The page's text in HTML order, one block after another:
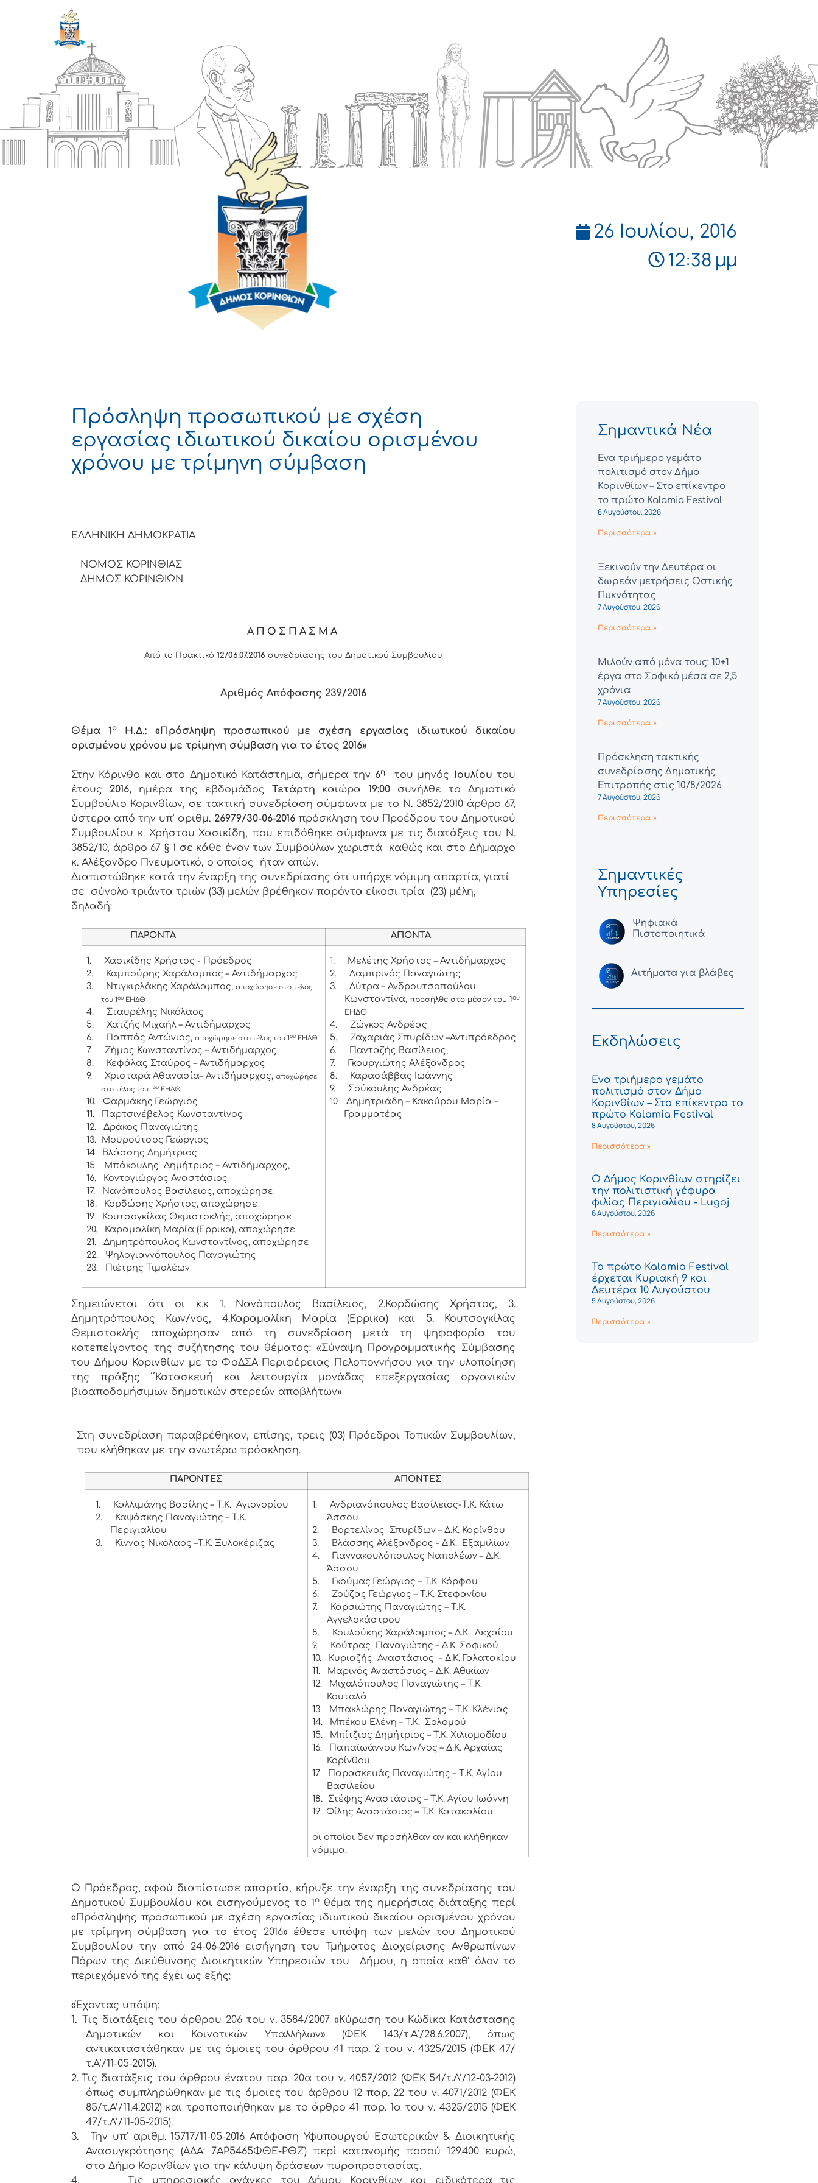
26 Ιουλίου, 2016
12:38 μμ
Πρόσληψη προσωπικού με σχέση
εργασίας ιδιωτικού δικαίου ορισμένου
χρόνου με τρίμηνη σύμβαση
ΕΛΛΗΝΙΚΗ ΔΗΜΟΚΡΑΤΙΑ
ΝΟΜΟΣ ΚΟΡΙΝΘΙΑΣ
ΔΗΜΟΣ ΚΟΡΙΝΘΙΩΝ
ΑΠΟΣΠΑΣΜΑ
Από το Πρακτικό 12/06.07.2016 συνεδρίασης του Δημοτικού Συμβουλίου
Αριθμός Απόφασης 239/2016
Θέμα 1ο
Η.Δ.: «Πρόσληψη προσωπικού με σχέση εργασίας ιδιωτικού δικαίου
ορισμένου χρόνου με τρίμηνη σύμβαση για το έτος 2016»
Στην Κόρινθο και στο Δημοτικό Κατάστημα, σήμερα την 6η του μηνός Ιουλίου του
έτους 2016, ημέρα της εβδομάδος Τετάρτη καιώρα19:00 συνήλθε το Δημοτικό
Συμβούλιο Κορινθίων, σε τακτική συνεδρίαση σύμφωνα με το Ν. 3852/2010 άρθρο 67,
ύστερα από την υπ’ αριθμ. 26979/30-06-2016πρόσκληση του Προέδρου του Δημοτικού
Συμβουλίου κ. Χρήστου Χασικίδη, που επιδόθηκε σύμφωνα με τις διατάξεις του Ν.
3852/10, άρθρο 67 § 1 σε κάθε έναν των Συμβούλων χωριστά καθώς και στο Δήμαρχο
κ. Αλέξανδρο Πνευματικό, ο οποίος ήταν απών.
Διαπιστώθηκε κατά την έναρξη της συνεδρίασης ότι υπήρχε νόμιμη απαρτία, γιατί
σε σύνολο τριάντα τριών (33) μελών βρέθηκαν παρόντα είκοσι τρία (23) μέλη,
δηλαδή:
ΠΑΡΟΝΤΑ ΑΠΟΝΤΑ
1.
Χασικίδης Χρήστος - Πρόεδρος
2.
Καμπούρης Χαράλαμπος – Αντιδήμαρχος
3.
Ντιγκιρλάκης Χαράλαμπος, αποχώρησε στο τέλος
του 1
ουΕΗΔΘ
4.
Σταυρέλης Νικόλαος
5.
Χατζής Μιχαήλ – Αντιδήμαρχος
6.
Παππάς Αντώνιος, αποχώρησε στο τέλος του 1 ουΕΗΔΘ
7.
Ζήμος Κωνσταντίνος – Αντιδήμαρχος
8.
Κεφάλας Σταύρος – Αντιδήμαρχος
9.
Χρισταρά Αθανασία– Αντιδήμαρχος, αποχώρησε
στο τέλος του 1
ουΕΗΔΘ
10.
Φαρμάκης Γεώργιος
11.
Παρτσινέβελος Κωνσταντίνος
12.
Δράκος Παναγιώτης
13.
Μουρούτσος Γεώργιος
14.
Βλάσσης Δημήτριος
15.
Μπάκουλης Δημήτριος – Αντιδήμαρχος,
16.
Κοντογιώργος Αναστάσιος
17.
Νανόπουλος Βασίλειος, αποχώρησε
18.
Κορδώσης Χρήστος, αποχώρησε
19.
Κουτσογκίλας Θεμιστοκλής, αποχώρησε
20.
Καραμαλίκη Μαρία (Έρρικα), αποχώρησε
21.
Δημητρόπουλος Κωνσταντίνος, αποχώρησε
22.
Ψηλογιαννόπουλος Παναγιώτης
23.
Πιέτρης Τιμολέων
1.
Μελέτης Χρήστος – Αντιδήμαρχος
2.
Λαμπρινός Παναγιώτης
3.
Λύτρα – Ανδρουτσοπούλου
Κωνσταντίνα, προσήλθε στο μέσον του 1 ου
ΕΗΔΘ
4.
Ζώγκος Ανδρέας
5.
Ζαχαριάς Σπυρίδων –Αντιπρόεδρος
6.
Πανταζής Βασίλειος,
7.
Γκουργιώτης Αλέξανδρος
8.
Καρασάββας Ιωάννης
9.
Σούκουλης Ανδρέας
10.
Δημητριάδη – Κακούρου Μαρία –
Γραμματέας
Σημειώνεται ότι οι κ.κ 1. Νανόπουλος Βασίλειος, 2.Κορδώσης Χρήστος, 3.
Δημητρόπουλος Κων/νος, 4.Καραμαλίκη Μαρία (Έρρικα) και 5. Κουτσογκίλας
Θεμιστοκλής αποχώρησαν από τη συνεδρίαση μετά τη ψηφοφορία του
κατεπείγοντος της συζήτησης του θέματος: «Σύναψη Προγραμματικής Σύμβασης
του Δήμου Κορινθίων με το ΦοΔΣΑ Περιφέρειας Πελοποννήσου για την υλοποίηση
της πράξης ΄΄Κατασκευή και λειτουργία μονάδας επεξεργασίας οργανικών
βιοαποδομήσιμων δημοτικών στερεών αποβλήτων»
Στη συνεδρίαση παραβρέθηκαν, επίσης, τρεις (03) Πρόεδροι Τοπικών Συμβουλίων,
που κλήθηκαν με την ανωτέρω πρόσκληση.
ΠΑΡΟΝΤΕΣ ΑΠΟΝΤΕΣ
1.
Καλλιμάνης Βασίλης – Τ.Κ. Αγιονορίου
2.
Καψάσκης Παναγιώτης – Τ.Κ.
Περιγιαλίου
3.
Κίννας Νικόλαος –Τ.Κ. Ξυλοκέριζας
1.
Ανδριανόπουλος Βασίλειος-Τ.Κ. Κάτω
Άσσου
2.
Βορτελίνος Σπυρίδων – Δ.Κ. Κορίνθου
3.
Βλάσσης Αλέξανδρος - Δ.Κ. Εξαμιλίων
4.
Γιαννακουλόπουλος Ναπολέων – Δ.Κ.
Άσσου
5.
Γκούμας Γεώργιος – Τ.Κ. Κόρφου
6.
Ζούζας Γεώργιος – Τ.Κ. Στεφανίου
7.
Καρσιώτης Παναγιώτης – Τ.Κ.
Αγγελοκάστρου
8.
Κουλούκης Χαράλαμπος – Δ.Κ. Λεχαίου
9.
Κούτρας Παναγιώτης – Δ.Κ. Σοφικού
10.
Κυριαζής Αναστάσιος - Δ.Κ. Γαλατακίου
11.
Μαρινός Αναστάσιος – Δ.Κ. Αθικίων
12.
Μιχαλόπουλος Παναγιώτης – Τ.Κ.
Κουταλά
13.
Μπακλώρης Παναγιώτης – Τ.Κ. Κλένιας
14.
Μπέκου Ελένη – Τ.Κ. Σολομού
15.
Μπίτζιος Δημήτριος – Τ.Κ. Χιλιομοδίου
16.
Παπαϊωάννου Κων/νος – Δ.Κ. Αρχαίας
Κορίνθου
17.
Παρασκευάς Παναγιώτης – Τ.Κ. Αγίου
Βασιλείου
18.
Στέφης Αναστάσιος – Τ.Κ. Αγίου Ιωάννη
19. Φίλης Αναστάσιος – Τ.Κ. Κατακαλίου
οι οποίοι δεν προσήλθαν αν και κλήθηκαν
νόμιμα.
Ο Πρόεδρος, αφού διαπίστωσε απαρτία, κήρυξε την έναρξη της συνεδρίασης του
Δημοτικού Συμβουλίου και εισηγούμενος το 1ο θέμα της ημερήσιας διάταξης περί
«Πρόσληψης προσωπικού με σχέση εργασίας ιδιωτικού δικαίου ορισμένου χρόνου
με τρίμηνη σύμβαση για το έτος 2016» έθεσε υπόψη των μελών του Δημοτικού
Συμβουλίου την από 24-06-2016 εισήγηση του Τμήματος Διαχείρισης Ανθρωπίνων
Πόρων της Διεύθυνσης Διοικητικών Υπηρεσιών του Δήμου, η οποία καθ’ όλον το
περιεχόμενό της έχει ως εξής:
«Έχοντας υπόψη:
1. Τις διατάξεις του άρθρου 206 του ν. 3584/2007 «Κύρωση του Κώδικα Κατάστασης
Δημοτικών και Κοινοτικών Υπαλλήλων» (ΦΕΚ 143/τ.Α’/28.6.2007), όπως
αντικαταστάθηκαν με τις όμοιες του άρθρου 41 παρ. 2 του ν. 4325/2015 (ΦΕΚ 47/
τ.Α’/11-05-2015).
2. Τις διατάξεις του άρθρου ένατου παρ. 20α του ν. 4057/2012 (ΦΕΚ 54/τ.Α’/12-03-2012)
όπως συμπληρώθηκαν με τις όμοιες του άρθρου 12 παρ. 22 του ν. 4071/2012 (ΦΕΚ
85/τ.Α’/11.4.2012) και τροποποιήθηκαν με το άρθρο 41 παρ. 1α του ν. 4325/2015 (ΦΕΚ
47/τ.Α’/11-05-2015).
3.
Την υπ’ αριθμ. 15717/11-05-2016 Απόφαση Υφυπουργού Εσωτερικών & Διοικητικής
Ανασυγκρότησης (ΑΔΑ: 7ΑΡ5465ΦΘΕ-ΡΘΖ) περί κατανομής ποσού 129.400 ευρώ,
στο Δήμο Κορινθίων για την κάλυψη δράσεων πυροπροστασίας.
4.
Τις υπηρεσιακές ανάγκες του Δήμου Κορινθίων και ειδικότερα τις
Σημαντικά Νέα
Ένα τριήμερο γεμάτο
πολιτισμό στον Δήμο
Κορινθίων – Στο επίκεντρο
το πρώτο Kalamia Festival
8 Αυγούστου, 2026
Περισσότερα »
Ξεκινούν την Δευτέρα οι
δωρεάν μετρήσεις Οστικής
Πυκνότητας
7 Αυγούστου, 2026
Περισσότερα »
Μιλούν από μόνα τους: 10+1
έργα στο Σοφικό μέσα σε 2,5
χρόνια
7 Αυγούστου, 2026
Περισσότερα »
Πρόσκληση τακτικής
συνεδρίασης Δημοτικής
Επιτροπής στις 10/8/2026
7 Αυγούστου, 2026
Περισσότερα »
Σημαντικές
Υπηρεσίες
Ψηφιακά
Πιστοποιητικά
Αιτήματα για βλάβες
Εκδηλώσεις
Ένα τριήμερο γεμάτο
πολιτισμό στον Δήμο
Κορινθίων – Στο επίκεντρο το
πρώτο Kalamia Festival
8 Αυγούστου, 2026
Περισσότερα »
Ο Δήμος Κορινθίων στηρίζει
την πολιτιστική γέφυρα
φιλίας Περιγιαλίου - Lugoj
6 Αυγούστου, 2026
Περισσότερα »
Το πρώτο Kalamia Festival
έρχεται Κυριακή 9 και
Δευτέρα 10 Αυγούστου
5 Αυγούστου, 2026
Περισσότερα »